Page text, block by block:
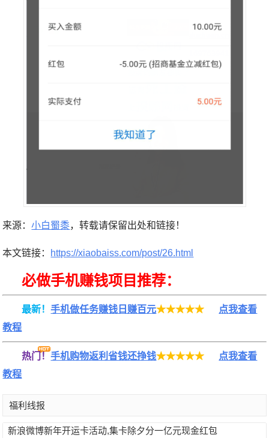
来源：小白蜀黍，转载请保留出处和链接！
本文链接： https://xiaobaiss.com/post/26.html
必做手机赚钱项目推荐：
最新！手机做任务赚钱日赚百元★★★★★
点我查看
教程
热门！手机购物返利省钱还挣钱★★★★★
点我查看
教程
福利线报
新浪微博新年开运卡活动,集卡除夕分一亿元现金红包